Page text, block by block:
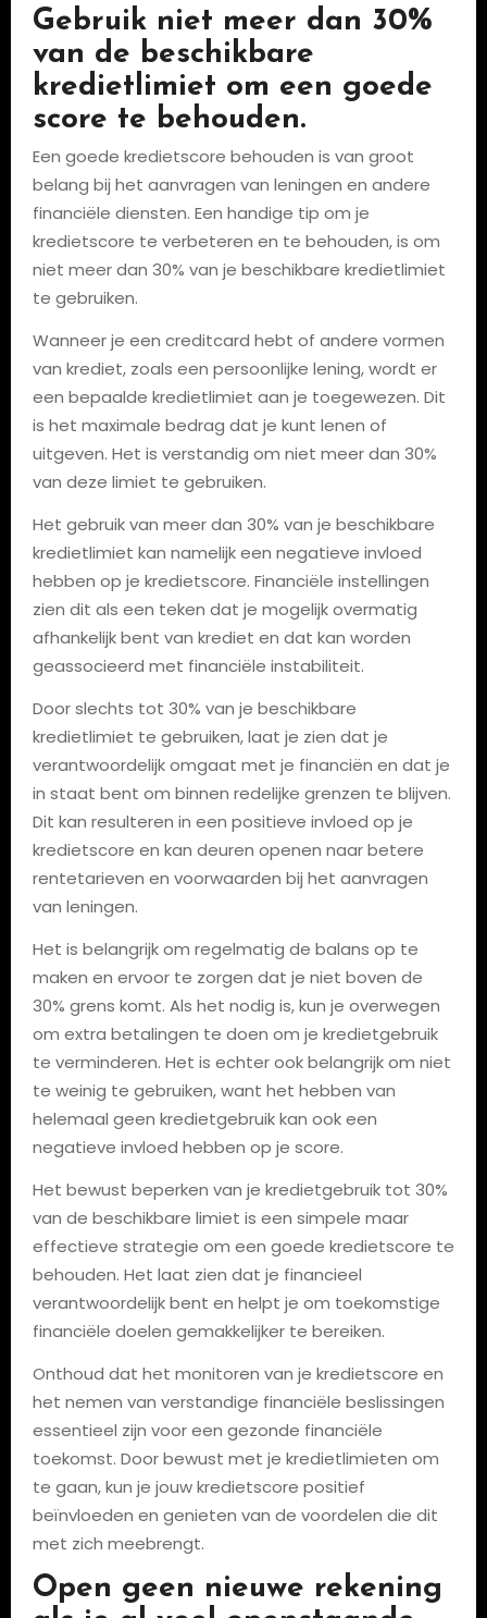
Gebruik niet meer dan 30%
van de beschikbare
kredietlimiet om een goede
score te behouden.
Een goede kredietscore behouden is van groot
belang bij het aanvragen van leningen en andere
financiële diensten. Een handige tip om je
kredietscore te verbeteren en te behouden, is om
niet meer dan 30% van je beschikbare kredietlimiet
te gebruiken.
Wanneer je een creditcard hebt of andere vormen
van krediet, zoals een persoonlijke lening, wordt er
een bepaalde kredietlimiet aan je toegewezen. Dit
is het maximale bedrag dat je kunt lenen of
uitgeven. Het is verstandig om niet meer dan 30%
van deze limiet te gebruiken.
Het gebruik van meer dan 30% van je beschikbare
kredietlimiet kan namelijk een negatieve invloed
hebben op je kredietscore. Financiële instellingen
zien dit als een teken dat je mogelijk overmatig
afhankelijk bent van krediet en dat kan worden
geassocieerd met financiële instabiliteit.
Door slechts tot 30% van je beschikbare
kredietlimiet te gebruiken, laat je zien dat je
verantwoordelijk omgaat met je financiën en dat je
in staat bent om binnen redelijke grenzen te blijven.
Dit kan resulteren in een positieve invloed op je
kredietscore en kan deuren openen naar betere
rentetarieven en voorwaarden bij het aanvragen
van leningen.
Het is belangrijk om regelmatig de balans op te
maken en ervoor te zorgen dat je niet boven de
30% grens komt. Als het nodig is, kun je overwegen
om extra betalingen te doen om je kredietgebruik
te verminderen. Het is echter ook belangrijk om niet
te weinig te gebruiken, want het hebben van
helemaal geen kredietgebruik kan ook een
negatieve invloed hebben op je score.
Het bewust beperken van je kredietgebruik tot 30%
van de beschikbare limiet is een simpele maar
effectieve strategie om een goede kredietscore te
behouden. Het laat zien dat je financieel
verantwoordelijk bent en helpt je om toekomstige
financiële doelen gemakkelijker te bereiken.
Onthoud dat het monitoren van je kredietscore en
het nemen van verstandige financiële beslissingen
essentieel zijn voor een gezonde financiële
toekomst. Door bewust met je kredietlimieten om
te gaan, kun je jouw kredietscore positief
beïnvloeden en genieten van de voordelen die dit
met zich meebrengt.
Open geen nieuwe rekening